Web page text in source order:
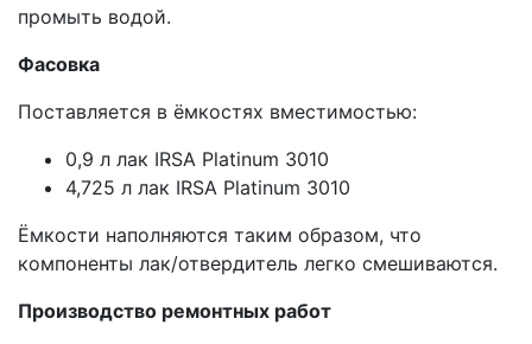
промыть водой.
Фасовка
Поставляется в ёмкостях вместимостью:
0,9 л лак IRSA Platinum 3010
4,725 л лак IRSA Platinum 3010
Ёмкости наполняются таким образом, что
компоненты лак/отвердитель легко смешиваются.
Производство ремонтных работ